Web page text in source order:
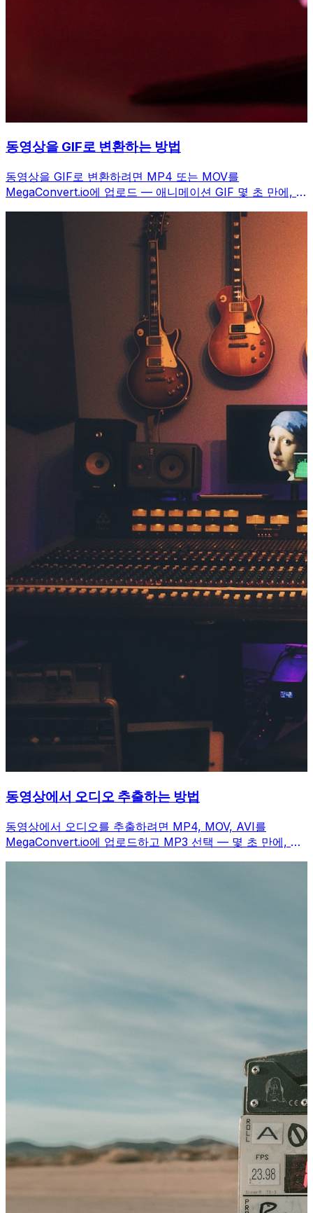
동영상을 GIF로 변환하는 방법
동영상을 GIF로 변환하려면 MP4 또는 MOV를
MegaConvert.io에 업로드 — 애니메이션 GIF 몇 초 만에, 무
동영상에서 오디오 추출하는 방법
동영상에서 오디오를 추출하려면 MP4, MOV, AVI를
MegaConvert.io에 업로드하고 MP3 선택 — 몇 초 만에, 무